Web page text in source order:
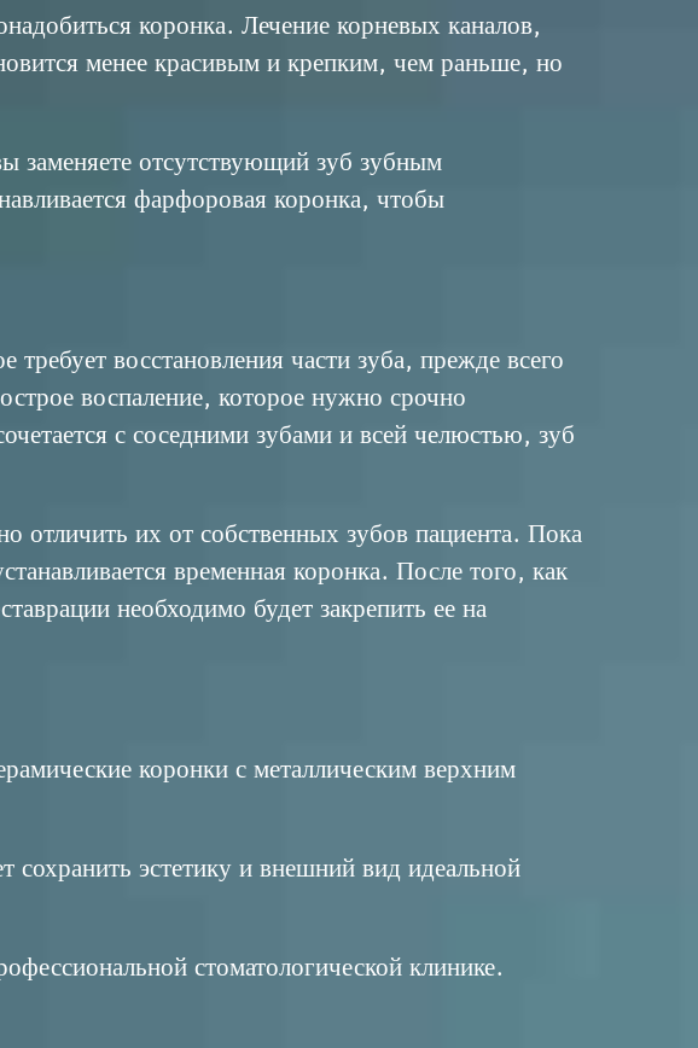
коронка. Лечение корневых каналов,
менее красивым и крепким, чем раньше, но
заменяете отсутствующий зуб зубным
фарфоровая коронка, чтобы
требует восстановления части зуба, прежде всего
воспаление, которое нужно срочно
с соседними зубами и всей челюстью, зуб
отличить их от собственных зубов пациента. Пока
временная коронка. После того, как
необходимо будет закрепить ее на
коронки с металлическим верхним
сохранить эстетику и внешний вид идеальной
стоматологической клинике.